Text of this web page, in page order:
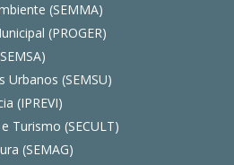
(SEMMA)
(PROGER)
Urbanos (SEMSU)
(IPREVI)
Turismo (SECULT)
(SEMAG)